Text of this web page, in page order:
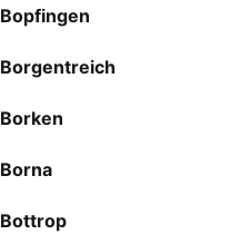
Bopfingen
Borgentreich
Borken
Borna
Bottrop